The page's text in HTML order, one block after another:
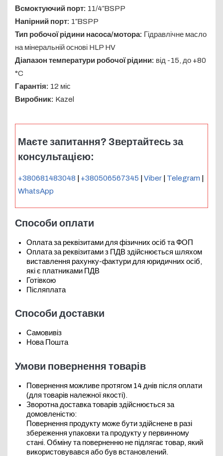
Всмоктуючий порт: 11/4″BSPP
Напірний порт: 1″BSPP
Тип робочої рідини насоса/мотора: Гідравлічне масло
на мінеральній основі HLP HV
Діапазон температури робочої рідини: від -15, до +80
°C
Гарантія: 12 міс
Виробник: Kazel
Маєте запитання? Звертайтесь за
консультацією:
+380681483048 +380506567345 Viber Telegram
WhatsApp
Способи оплати
Оплата за реквізитами для фізичних осіб та ФОП
Оплата за реквізитами з ПДВ здійснюється шляхом
виставлення рахунку-фактури для юридичних осіб,
які є платниками ПДВ
Готівкою
Післяплата
Способи доставки
Самовивіз
Нова Пошта
Умови повернення товарів
Повернення можливе протягом 14 днів після оплати
(для товарів належної якості).
Зворотна доставка товарів здійснюється за
домовленістю:
Повернення продукту може бути здійснене в разі
збереження упаковки та продукту у первинному
стані. Обміну та поверненню не підлягає товар, який
використовувався або був встановлений.